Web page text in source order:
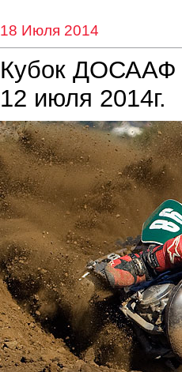
18 Июля 2014
Кубок ДОСААФ
12 июля 2014г.